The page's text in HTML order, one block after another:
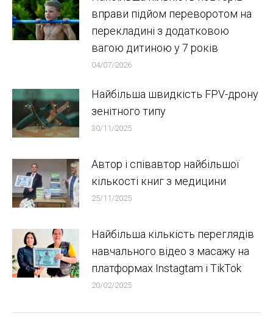
вправи підйом переворотом на
перекладині з додатковою
вагою дитиною у 7 років
04/07/2026
Найбільша швидкість FPV-дрону
зенітного типу
30/11/2025
Автор і співавтор найбільшої
кількості книг з медицини
25/11/2025
Найбільша кількість переглядів
навчального відео з масажу на
платформах Instagtam i TikTok
20/02/2025